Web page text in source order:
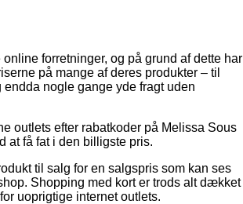
forretninger, og på grund af dette har
på mange af deres produkter – til
nogle gange yde fragt uden
outlets efter rabatkoder på Melissa Sous
at få fat i den billigste pris.
til salg for en salgspris som kan ses
Shopping med kort er trods alt dækket
uoprigtige internet outlets.